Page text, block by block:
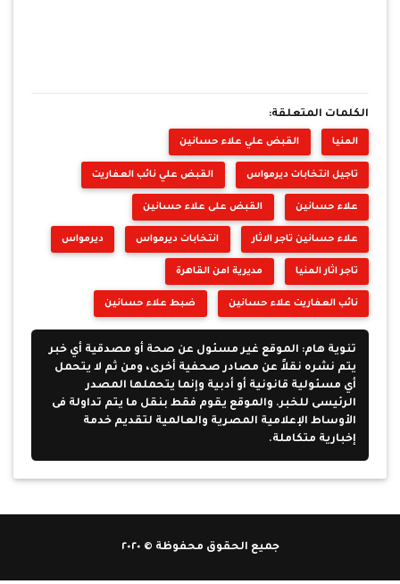
الكلمات المتعلقة:
المنيا القبض علي علاء حسانين
تاجيل انتخابات ديرمواس القبض علي نائب العفاريت
علاء حسانين القبض على علاء حسانين
علاء حسانين تاجر الاثار انتخابات ديرمواس ديرمواس
تاجر اثار المنيا مديرية امن القاهرة
نائب العفاريت علاء حسانين ضبط علاء حسانين
تنوية هام: الموقع غير مسئول عن صحة أو مصدقية أي خبر
يتم نشره نقلاً عن مصادر صحفية أخرى، ومن ثم لا يتحمل
أي مسئولية قانونية أو أدبية وإنما يتحملها المصدر
الرئيسى للخبر. والموقع يقوم فقط بنقل ما يتم تداولة فى
الأوساط الإعلامية المصرية والعالمية لتقديم خدمة
إخبارية متكاملة.
جميع الحقوق محفوظة © ٢٠٢٠